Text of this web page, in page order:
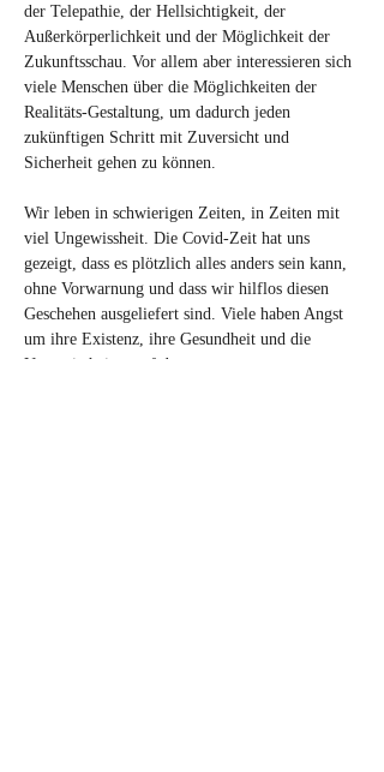
der Telepathie, der Hellsichtigkeit, der
Außerkörperlichkeit und der Möglichkeit der
Zukunftsschau. Vor allem aber interessieren sich
viele Menschen über die Möglichkeiten der
Realitäts-Gestaltung, um dadurch jeden
zukünftigen Schritt mit Zuversicht und
Sicherheit gehen zu können.
Wir leben in schwierigen Zeiten, in Zeiten mit
viel Ungewissheit. Die Covid-Zeit hat uns
gezeigt, dass es plötzlich alles anders sein kann,
ohne Vorwarnung und dass wir hilflos diesen
Geschehen ausgeliefert sind. Viele haben Angst
um ihre Existenz, ihre Gesundheit und die
Ungewissheiten auf den…